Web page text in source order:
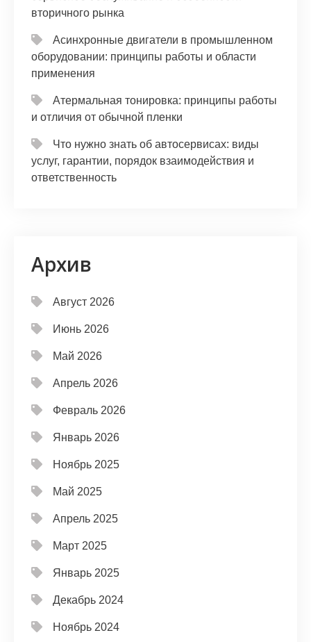
вторичного рынка
Асинхронные двигатели в промышленном
оборудовании: принципы работы и области
применения
Атермальная тонировка: принципы работы
и отличия от обычной пленки
Что нужно знать об автосервисах: виды
услуг, гарантии, порядок взаимодействия и
ответственность
Архив
Август 2026
Июнь 2026
Май 2026
Апрель 2026
Февраль 2026
Январь 2026
Ноябрь 2025
Май 2025
Апрель 2025
Март 2025
Январь 2025
Декабрь 2024
Ноябрь 2024